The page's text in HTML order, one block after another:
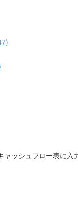
ッシュフロー表に入